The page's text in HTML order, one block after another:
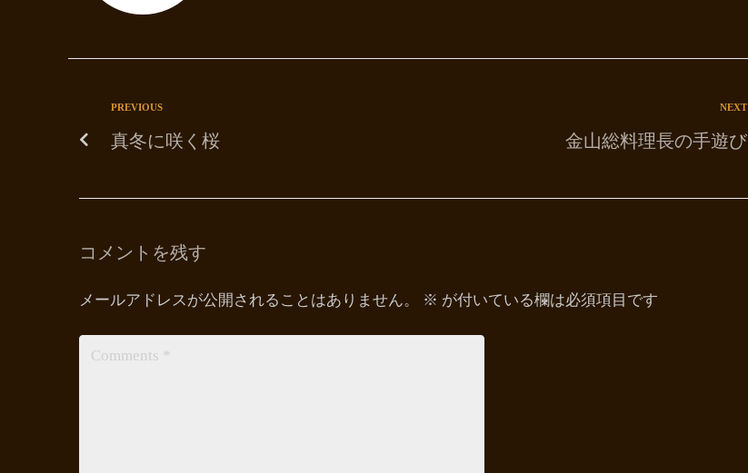
PREVIOUS
真冬に咲く桜
NEXT
金山総料理長の手遊び
コメントを残す
メールアドレスが公開されることはありません。 ※ が付いている欄は必須項目です